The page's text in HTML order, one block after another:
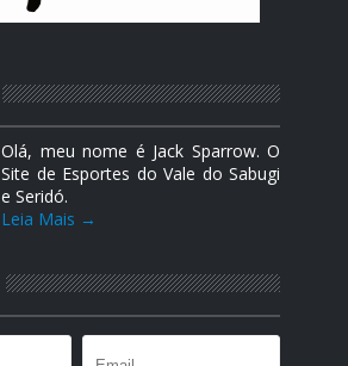
Olá, meu nome é Jack Sparrow. O
Site de Esportes do Vale do Sabugi
e Seridó.
Leia Mais →